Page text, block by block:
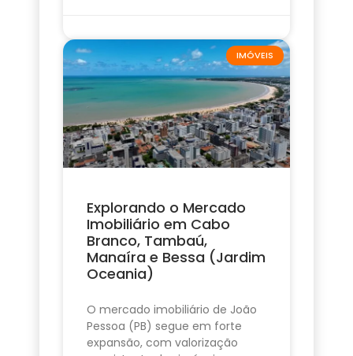
IMÓVEIS
Explorando o Mercado
Imobiliário em Cabo
Branco, Tambaú,
Manaíra e Bessa (Jardim
Oceania)
O mercado imobiliário de João
Pessoa (PB) segue em forte
expansão, com valorização